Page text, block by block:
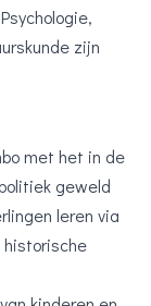
zijn
met het in de
geweld
leren via
historische